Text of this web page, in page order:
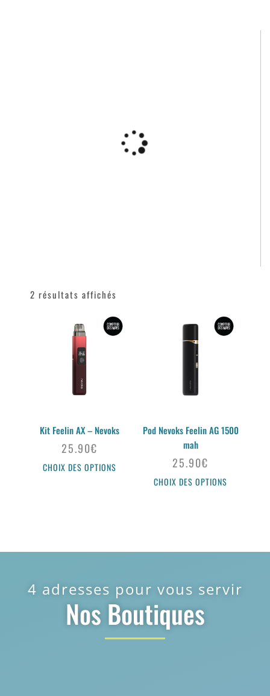
2 résultats affichés
Kit Feelin AX – Nevoks
25.90€
CHOIX DES OPTIONS
Pod Nevoks Feelin AG 1500
mah
25.90€
CHOIX DES OPTIONS
4 adresses pour vous servir
Nos Boutiques